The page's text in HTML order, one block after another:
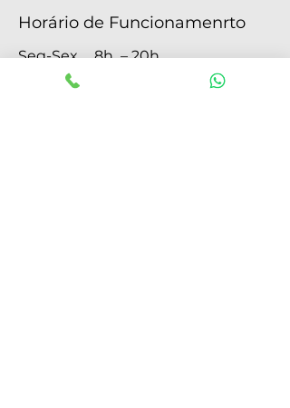
Horário de Funcionamenrto
Seg-Sex
Sábado
8h – 20h